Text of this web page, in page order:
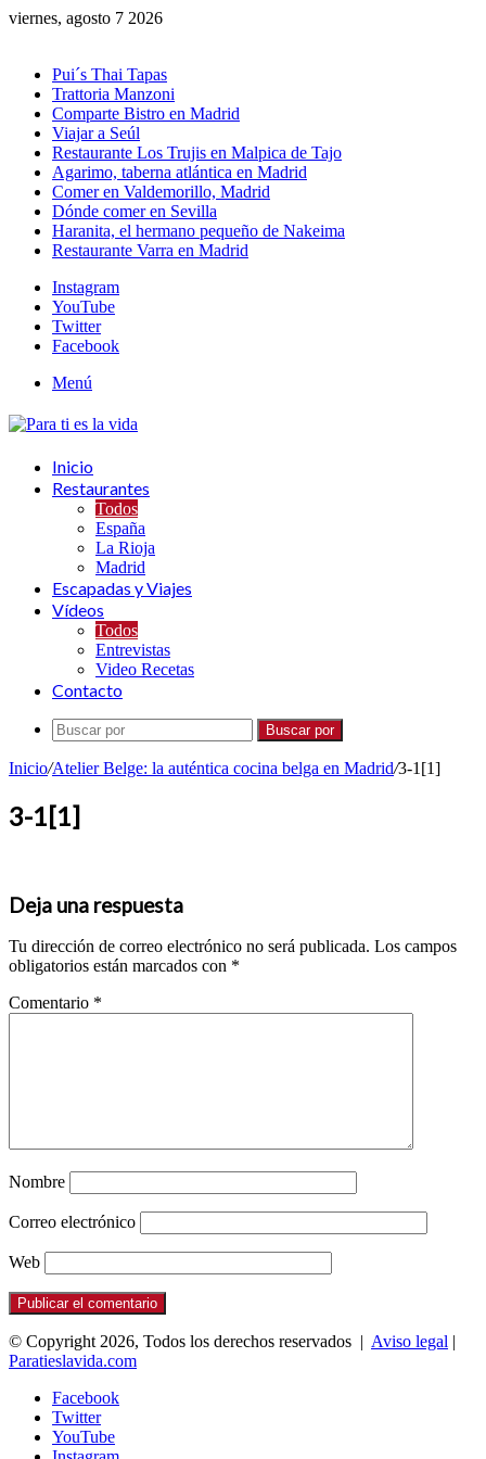
viernes, agosto 7 2026
Pui´s Thai Tapas
Trattoria Manzoni
Comparte Bistro en Madrid
Viajar a Seúl
Restaurante Los Trujis en Malpica de Tajo
Agarimo, taberna atlántica en Madrid
Comer en Valdemorillo, Madrid
Dónde comer en Sevilla
Haranita, el hermano pequeño de Nakeima
Restaurante Varra en Madrid
Instagram
YouTube
Twitter
Facebook
Menú
Inicio
Restaurantes
Todos
España
La Rioja
Madrid
Escapadas y Viajes
Vídeos
Todos
Entrevistas
Video Recetas
Contacto
Buscar por
Inicio/Atelier Belge: la auténtica cocina belga en Madrid/3-1[1]
3-1[1]
Deja una respuesta
Tu dirección de correo electrónico no será publicada. Los campos
obligatorios están marcados con *
Comentario *
Nombre
Correo electrónico
Web
© Copyright 2026, Todos los derechos reservados | Aviso legal |
Paratieslavida.com
Facebook
Twitter
YouTube